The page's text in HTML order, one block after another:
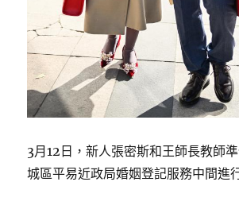
3月12日，新人張密斯和王師長教師
城區平易近政局婚姻登記服務中間進